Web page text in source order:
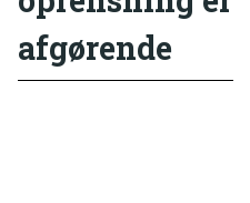
afgørende